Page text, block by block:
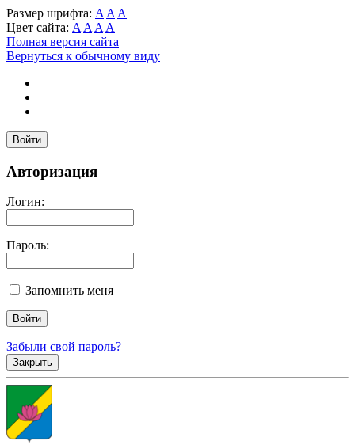
Размер шрифта: A A A
Цвет сайта: A A A A
Полная версия сайта
Вернуться к обычному виду
Войти
Авторизация
Логин:
Пароль:
Запомнить меня
Забыли свой пароль?
Закрыть